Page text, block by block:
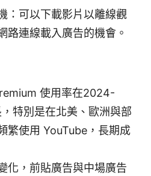
：可以下載影片以離線觀
路連線載入廣告的機會。
使用率在2024-
特別是在北美、歐洲與部
繁使用 YouTube，長期成
化，前貼廣告與中場廣告